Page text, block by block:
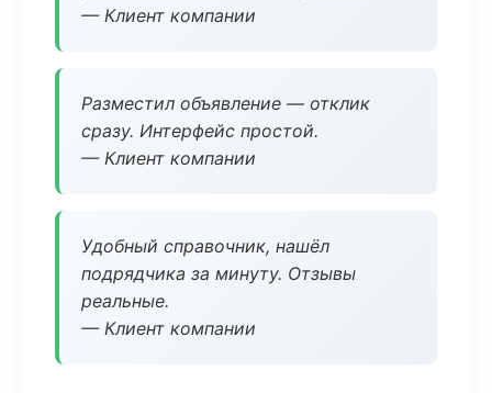
— Клиент компании
Разместил объявление — отклик
сразу. Интерфейс простой.
— Клиент компании
Удобный справочник, нашёл
подрядчика за минуту. Отзывы
реальные.
— Клиент компании